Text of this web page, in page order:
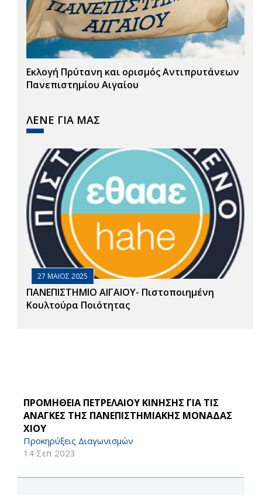
Εκλογή Πρύτανη και ορισμός Αντιπρυτάνεων
Πανεπιστημίου Αιγαίου
ΛΕΝΕ ΓΙΑ ΜΑΣ
27 ΜΑΙΟΣ 2025
ΠΑΝΕΠΙΣΤΗΜΙΟ ΑΙΓΑΙΟΥ- Πιστοποιημένη
Κουλτούρα Ποιότητας
ΠΡΟΜΗΘΕΙΑ ΠΕΤΡΕΛΑΙΟΥ ΚΙΝΗΣΗΣ ΓΙΑ ΤΙΣ
ΑΝΑΓΚΕΣ ΤΗΣ ΠΑΝΕΠΙΣΤΗΜΙΑΚΗΣ ΜΟΝΑΔΑΣ
ΧΙΟΥ
Προκηρύξεις Διαγωνισμών
14 Σεπ 2023